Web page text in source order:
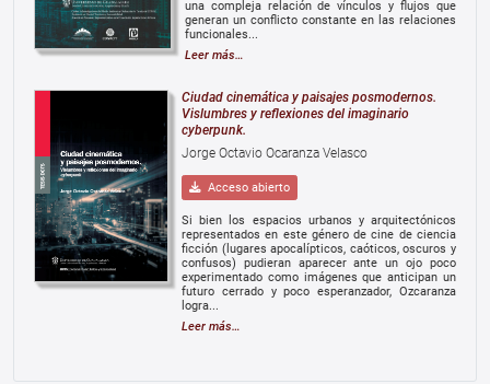
una compleja relación de vínculos y flujos que
generan un conflicto constante en las relaciones
funcionales...
Leer más…
Ciudad cinemática y paisajes posmodernos.
Vislumbres y reflexiones del imaginario
cyberpunk.
Jorge Octavio Ocaranza Velasco
Acceso abierto
Si bien los espacios urbanos y arquitectónicos
representados en este género de cine de ciencia
ficción (lugares apocalípticos, caóticos, oscuros y
confusos) pudieran aparecer ante un ojo poco
experimentado como imágenes que anticipan un
futuro cerrado y poco esperanzador, Ozcaranza
logra...
Leer más…